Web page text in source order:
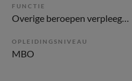
FUNCTIE
OPLEIDINGSNIVEAU
MBO